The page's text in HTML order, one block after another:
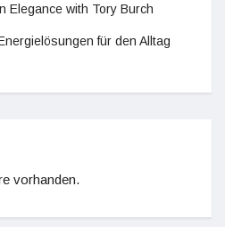
Elegance with Tory Burch
für den Alltag
vorhanden.